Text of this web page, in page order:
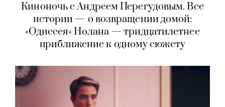
Киноночь с Андреем Перегудовым. Все
истории — о возвращении домой:
«Одиссея» Нолана — тридцатилетнее
приближение к одному сюжету